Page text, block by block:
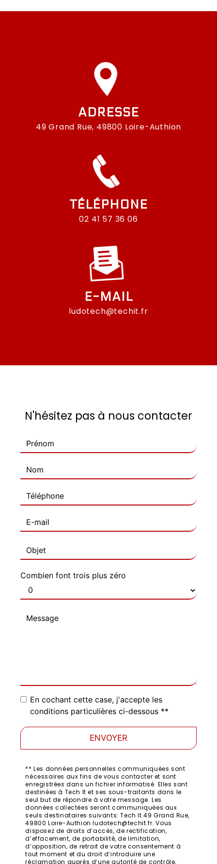
ADRESSE
49 Grand Rue, 49800 Loire-Authion
TÉLÉPHONE
02 41 57 36 06
E-MAIL
ludotech@techit.fr
N'hésitez pas à nous contacter
Combien font trois plus zéro
En cochant cette case, j'accepte les
conditions particulières ci-dessous **
ENVOYER
** Les données personnelles communiquées sont
nécessaires aux fins de vous contacter et sont
enregistrées dans un fichier informatisé. Elles sont
destinées à Tech It et ses sous-traitants dans le
seul but de répondre à votre message. Les
données collectées seront communiquées aux
seuls destinataires suivants: Tech It 49 Grand Rue,
49800 Loire-Authion ludotech@techit.fr. Vous
disposez de droits d’accès, de rectification,
d’effacement, de portabilité, de limitation,
d’opposition, de retrait de votre consentement à
tout moment et du droit d’introduire une
réclamation auprès d’une autorité de contrôle,